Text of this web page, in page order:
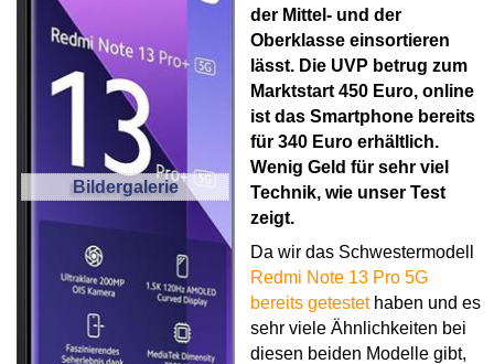
Bildergalerie
der Mittel- und der
Oberklasse einsortieren
lässt. Die UVP betrug zum
Marktstart 450 Euro, online
ist das Smartphone bereits
für 340 Euro erhältlich.
Wenig Geld für sehr viel
Technik, wie unser Test
zeigt.
Da wir das Schwestermodell
Redmi Note 13 Pro 5G
bereits getestethaben und es
sehr viele Ähnlichkeiten bei
diesen beiden Modelle gibt,